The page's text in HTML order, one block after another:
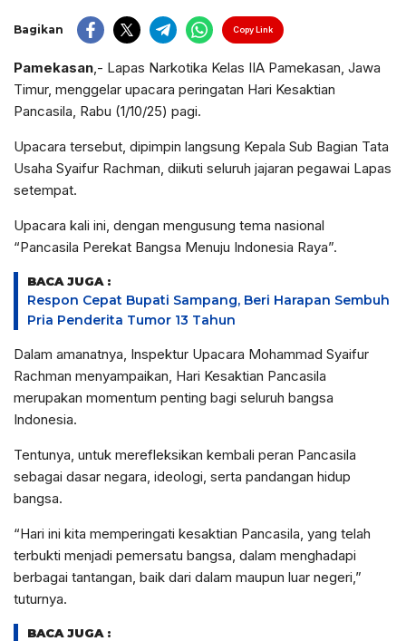
Bagikan Copy Link
Pamekasan ,- Lapas Narkotika Kelas IIA Pamekasan, Jawa
Timur, menggelar upacara peringatan Hari Kesaktian
Pancasila, Rabu (1/10/25) pagi.
Upacara tersebut, dipimpin langsung Kepala Sub Bagian Tata
Usaha Syaifur Rachman, diikuti seluruh jajaran pegawai Lapas
setempat.
Upacara kali ini, dengan mengusung tema nasional
“Pancasila Perekat Bangsa Menuju Indonesia Raya”.
BACA JUGA :
Respon Cepat Bupati Sampang, Beri Harapan Sembuh
Pria Penderita Tumor 13 Tahun
Dalam amanatnya, Inspektur Upacara Mohammad Syaifur
Rachman menyampaikan, Hari Kesaktian Pancasila
merupakan momentum penting bagi seluruh bangsa
Indonesia.
Tentunya, untuk merefleksikan kembali peran Pancasila
sebagai dasar negara, ideologi, serta pandangan hidup
bangsa.
“Hari ini kita memperingati kesaktian Pancasila, yang telah
terbukti menjadi pemersatu bangsa, dalam menghadapi
berbagai tantangan, baik dari dalam maupun luar negeri,”
tuturnya.
BACA JUGA :